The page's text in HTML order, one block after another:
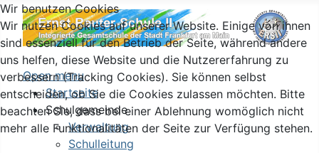
Open menu
Startseite
Schulgemeinde
Verwaltung
Schulleitung
Wir benutzen Cookies
Wir nutzen Cookies auf unserer Website. Einige von ihnen
sind essenziell für den Betrieb der Seite, während andere
uns helfen, diese Website und die Nutzererfahrung zu
verbessern (Tracking Cookies). Sie können selbst
entscheiden, ob Sie die Cookies zulassen möchten. Bitte
beachten Sie, dass bei einer Ablehnung womöglich nicht
mehr alle Funktionalitäten der Seite zur Verfügung stehen.